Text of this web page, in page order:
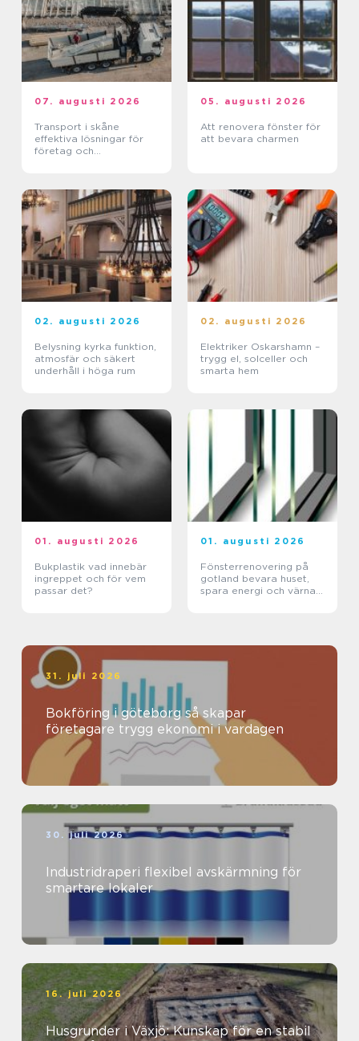
07. augusti 2026
Transport i skåne
effektiva lösningar för
företag och
05. augusti 2026
Att renovera fönster för
att bevara charmen
02. augusti 2026
Belysning kyrka funktion,
atmosfär och säkert
underhåll i höga rum
02. augusti 2026
Elektriker Oskarshamn –
trygg el, solceller och
smarta hem
01. augusti 2026
Bukplastik vad innebär
ingreppet och för vem
passar det?
01. augusti 2026
Fönsterrenovering på
gotland bevara huset,
spara energi och värna
31. juli 2026
Bokföring i göteborg så skapar
företagare trygg ekonomi i vardagen
30. juli 2026
Industridraperi flexibel avskärmning för
smartare lokaler
16. juli 2026
Husgrunder i Växjö: Kunskap för en stabil